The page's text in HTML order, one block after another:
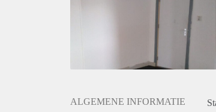
ALGEMENE INFORMATIE